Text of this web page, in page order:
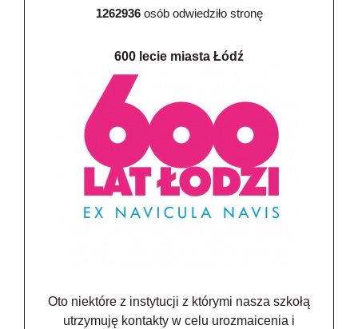
1262936osób odwiedziło stronę
600 lecie miasta Łódź
Oto niektóre z instytucji z którymi nasza szkołą
utrzymuję kontakty w celu urozmaicenia i